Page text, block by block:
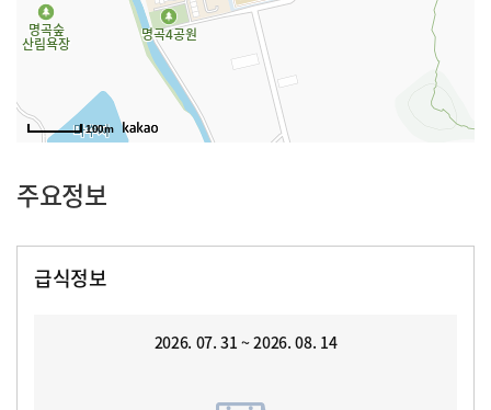
100m
주요정보
급식정보
2026. 07. 31 ~ 2026. 08. 14